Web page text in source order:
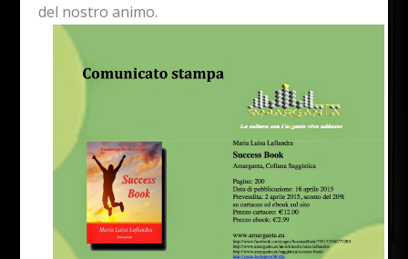
del nostro animo.